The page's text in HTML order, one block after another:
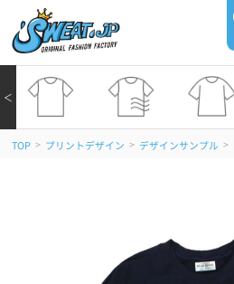
＜
TOP > プリントデザイン > デザインサンプル >